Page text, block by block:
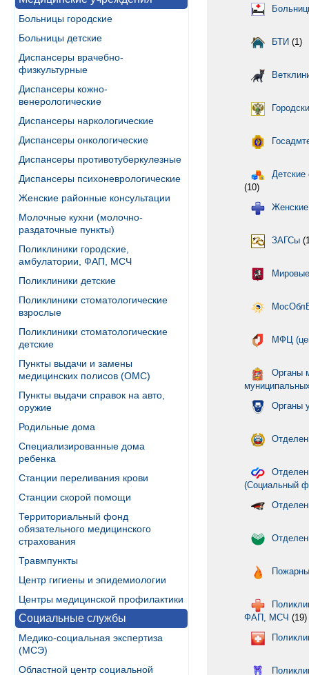
Больницы городские
Больницы детские
Диспансеры врачебно-
физкультурные
Диспансеры кожно-
венерологические
Диспансеры наркологические
Диспансеры онкологические
Диспансеры противотуберкулезные
Диспансеры психоневрологические
Женские районные консультации
Молочные кухни (молочно-
раздаточные пункты)
Поликлиники городские,
амбулатории, ФАП, МСЧ
Поликлиники детские
Поликлиники стоматологические
взрослые
Поликлиники стоматологические
детские
Пункты выдачи и замены
медицинских полисов (ОМС)
Пункты выдачи справок на авто,
оружие
Родильные дома
Специализированные дома
ребенка
Станции переливания крови
Станции скорой помощи
Территориальный фонд
обязательного медицинского
страхования
Травмпункты
Центр гигиены и эпидемиологии
Центры медицинской профилактики
Социальные службы
Медико-социальная экспертиза
(МСЭ)
Областной центр социальной
БТИ (1)
(10)
Женские
ЗАГСы
МФЦ
Органы
Органы
(Социальный
ФАП, МСЧ (19)